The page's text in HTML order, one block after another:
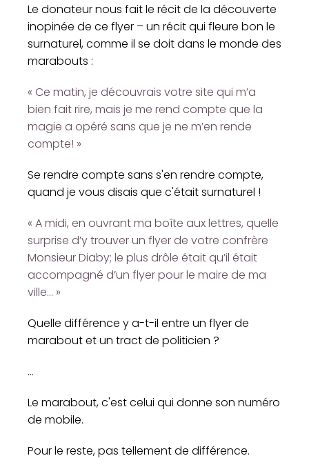
Le donateur nous fait le récit de la découverte
inopinée de ce flyer – un récit qui fleure bon le
surnaturel, comme il se doit dans le monde des
marabouts :
« Ce matin, je découvrais votre site qui m’a
bien fait rire, mais je me rend compte que la
magie a opéré sans que je ne m’en rende
compte! »
Se rendre compte sans s'en rendre compte,
quand je vous disais que c'était surnaturel !
« A midi, en ouvrant ma boîte aux lettres, quelle
surprise d’y trouver un flyer de votre confrère
Monsieur Diaby; le plus drôle était qu’il était
accompagné d’un flyer pour le maire de ma
ville... »
Quelle différence y a-t-il entre un flyer de
marabout et un tract de politicien ?
...
Le marabout, c'est celui qui donne son numéro
de mobile.
Pour le reste, pas tellement de différence.